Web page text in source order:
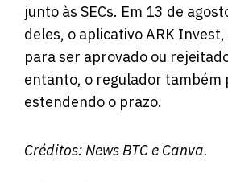
junto às SECs. Em 13 de
deles, o aplicativo ARK
para ser aprovado ou
entanto, o regulador também
estendendo o prazo.
Créditos:News BTCe Canva.